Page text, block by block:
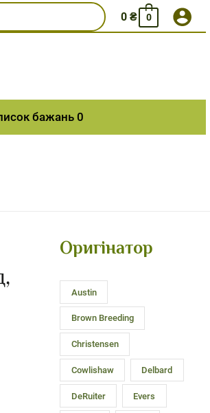
0₴ 0
бажань0
Оригінатор
Austin
Brown Breeding
Christensen
Cowlishaw Delbard
DeRuiter Evers